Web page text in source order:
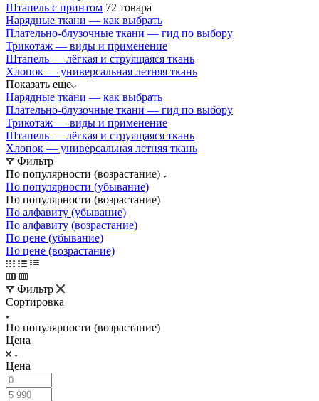
Штапель с принтом 72 товара
Нарядные ткани — как выбрать
Плательно-блузочные ткани — гид по выбору
Трикотаж — виды и применение
Штапель — лёгкая и струящаяся ткань
Хлопок — универсальная летняя ткань
Показать еще
Нарядные ткани — как выбрать
Плательно-блузочные ткани — гид по выбору
Трикотаж — виды и применение
Штапель — лёгкая и струящаяся ткань
Хлопок — универсальная летняя ткань
Фильтр
По популярности (возрастание)
По популярности (убывание)
По популярности (возрастание)
По алфавиту (убывание)
По алфавиту (возрастание)
По цене (убывание)
По цене (возрастание)
Фильтр
Сортировка
По популярности (возрастание)
Цена
Цена